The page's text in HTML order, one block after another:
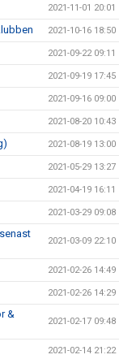
2021-11-01 20:01
2021-10-16 18:50
2021-09-22 09:11
2021-09-19 17:45
2021-09-16 09:00
2021-08-20 10:43
2021-08-19 13:00
2021-05-29 13:27
2021-04-19 16:11
2021-03-29 09:08
2021-03-09 22:10
2021-02-26 14:49
2021-02-26 14:29
&
2021-02-17 09:48
2021-02-14 21:22